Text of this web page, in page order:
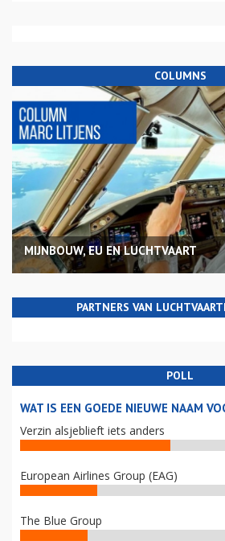
COLUMNS
MIJNBOUW, EU EN LUCHTVAART
PARTNERS VAN
POLL
WAT IS EEN GOEDE NIEUWE NAAM
Verzin alsjeblieft iets anders
European Airlines Group (EAG)
The Blue Group